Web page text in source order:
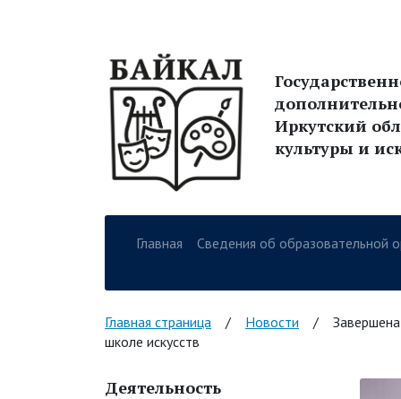
Иркутский
культуры и
Главная Сведения об образовательной
Главная страница / Новости /
школе искусств
Деятельность